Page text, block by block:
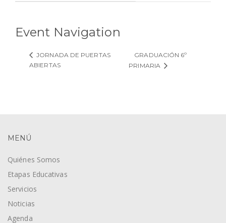
Event Navigation
JORNADA DE PUERTAS
ABIERTAS
GRADUACIÓN 6º
PRIMARIA
MENÚ
Quiénes Somos
Etapas Educativas
Servicios
Noticias
Agenda